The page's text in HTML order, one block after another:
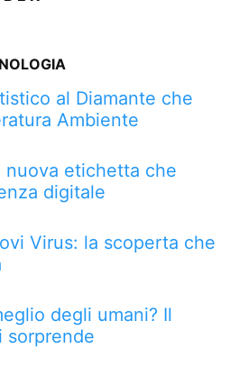
al Diamante che
Ambiente
nuova etichetta che
digitale
Virus: la scoperta che
degli umani? Il
sorprende